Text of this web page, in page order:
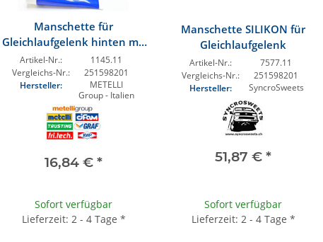
Manschette für
Gleichlaufgelenk hinten mit
Montageteilen
Artikel-Nr.:
1145.11
Vergleichs-Nr.:
251598201
Hersteller:
METELLI
Group - Italien
16,84 € *
Sofort verfügbar
Lieferzeit: 2 - 4 Tage *
Manschette SILIKON für
Gleichlaufgelenk
Artikel-Nr.:
7577.11
Vergleichs-Nr.:
251598201
Hersteller:
SyncroSweets
51,87 € *
Sofort verfügbar
Lieferzeit: 2 - 4 Tage *